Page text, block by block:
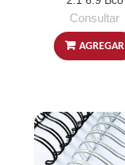
Consultar
AGREGAR